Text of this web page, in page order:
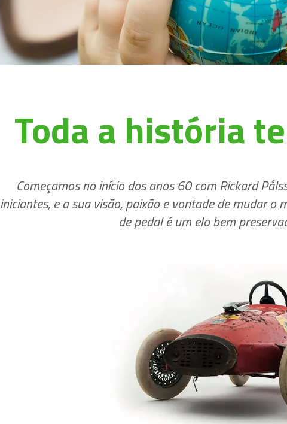
Toda a história
Começamos no início dos anos 60 com Rickard
iniciantes, e a sua visão, paixão e vontade de mudar o
de pedal é um elo bem